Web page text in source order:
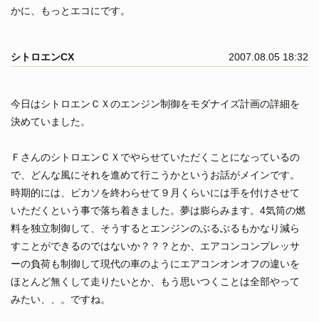
かに、もっとエコにです。
シトロエンCX 2007.08.05 18:32
今日はシトロエンＣＸのエンジン制御をモダナイズ計画の詳細を
決めていました。
ＦさんのシトロエンＣＸでやらせていただくことになっているの
で、どんな風にそれを進めて行こうかというお話がメインです。
時期的には、ピカソを終わらせて９月くらいには手を付けさせて
いただくという事で落ち着きました。夢は膨らみます。4気筒の燃
料を独立制御して、そうするとエンジンのぶるぶるもかなり減ら
すことができるのではないか？？？とか、エアコンコンプレッサ
ーの負荷も制御して現代の車のようにエアコンオンオフの違いを
ほとんど無くして走りたいとか、もう思いつくことは全部やって
みたい、、。ですね。